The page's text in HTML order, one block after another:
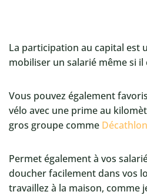
La participation au capital est
mobiliser un salarié même si
Vous pouvez également
vélo avec une prime au
gros groupe comme Décathlon
Permet également à vos
doucher facilement dans vos
travaillez à la maison, comme